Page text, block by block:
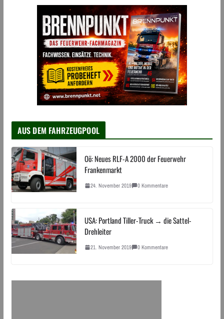
AUS DEM FAHRZEUGPOOL
Oö: Neues RLF-A 2000 der Feuerwehr
Frankenmarkt
24. November 2019 0 Kommentare
USA: Portland Tiller-Truck → die Sattel-
Drehleiter
21. November 2019 0 Kommentare